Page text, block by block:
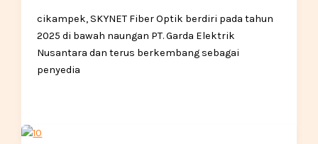
cikampek, SKYNET Fiber Optik berdiri pada tahun
2025 di bawah naungan PT. Garda Elektrik
Nusantara dan terus berkembang sebagai
penyedia